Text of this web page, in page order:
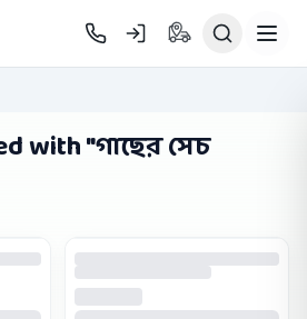
with "গাছের সেচ